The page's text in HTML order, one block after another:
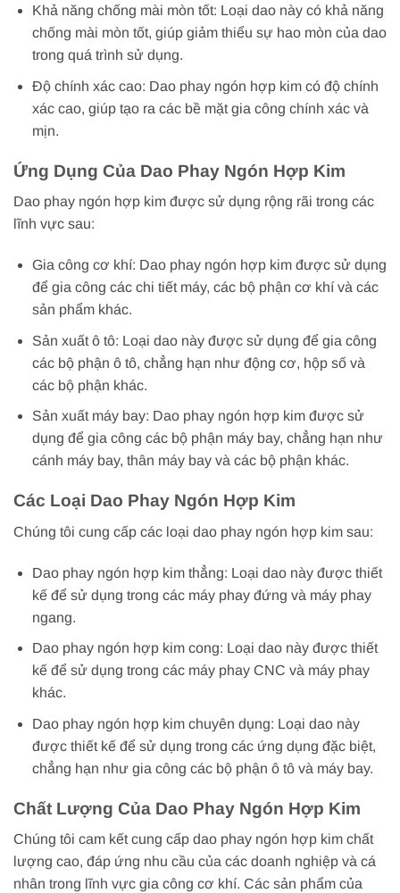
Khả năng chống mài mòn tốt: Loại dao này có khả năng
chống mài mòn tốt, giúp giảm thiểu sự hao mòn của dao
trong quá trình sử dụng.
Độ chính xác cao: Dao phay ngón hợp kim có độ chính
xác cao, giúp tạo ra các bề mặt gia công chính xác và
mịn.
Ứng Dụng Của Dao Phay Ngón Hợp Kim
Dao phay ngón hợp kim được sử dụng rộng rãi trong các
lĩnh vực sau:
Gia công cơ khí: Dao phay ngón hợp kim được sử dụng
để gia công các chi tiết máy, các bộ phận cơ khí và các
sản phẩm khác.
Sản xuất ô tô: Loại dao này được sử dụng để gia công
các bộ phận ô tô, chẳng hạn như động cơ, hộp số và
các bộ phận khác.
Sản xuất máy bay: Dao phay ngón hợp kim được sử
dụng để gia công các bộ phận máy bay, chẳng hạn như
cánh máy bay, thân máy bay và các bộ phận khác.
Các Loại Dao Phay Ngón Hợp Kim
Chúng tôi cung cấp các loại dao phay ngón hợp kim sau:
Dao phay ngón hợp kim thẳng: Loại dao này được thiết
kế để sử dụng trong các máy phay đứng và máy phay
ngang.
Dao phay ngón hợp kim cong: Loại dao này được thiết
kế để sử dụng trong các máy phay CNC và máy phay
khác.
Dao phay ngón hợp kim chuyên dụng: Loại dao này
được thiết kế để sử dụng trong các ứng dụng đặc biệt,
chẳng hạn như gia công các bộ phận ô tô và máy bay.
Chất Lượng Của Dao Phay Ngón Hợp Kim
Chúng tôi cam kết cung cấp dao phay ngón hợp kim chất
lượng cao, đáp ứng nhu cầu của các doanh nghiệp và cá
nhân trong lĩnh vực gia công cơ khí. Các sản phẩm của